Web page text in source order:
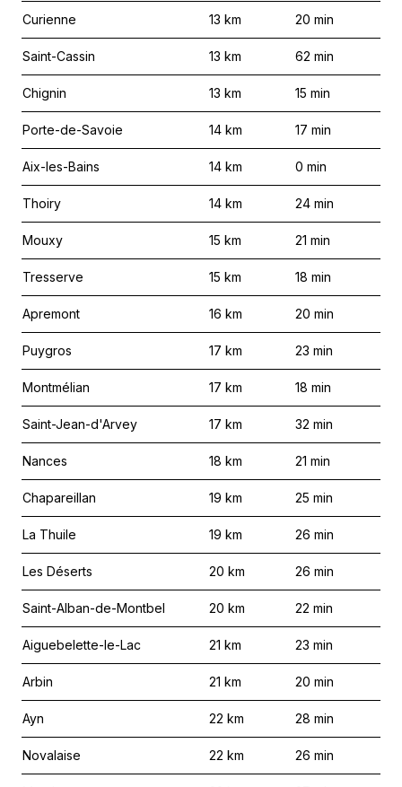
Curienne 13 km 20 min
Saint-Cassin 13 km 62 min
Chignin 13 km 15 min
Porte-de-Savoie 14 km 17 min
Aix-les-Bains 14 km 0 min
Thoiry 14 km 24 min
Mouxy 15 km 21 min
Tresserve 15 km 18 min
Apremont 16 km 20 min
Puygros 17 km 23 min
Montmélian 17 km 18 min
Saint-Jean-d'Arvey 17 km 32 min
Nances 18 km 21 min
Chapareillan 19 km 25 min
La Thuile 19 km 26 min
Les Déserts 20 km 26 min
Saint-Alban-de-Montbel 20 km 22 min
Aiguebelette-le-Lac 21 km 23 min
Arbin 21 km 20 min
Ayn 22 km 28 min
Novalaise 22 km 26 min